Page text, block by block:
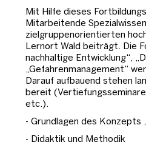
Mit Hilfe dieses
Mitarbeitende
zielgruppenorientierten
Lernort Wald beiträgt. Die
nachhaltige Entwicklung“,
„Gefahrenmanagement“
Darauf aufbauend stehen
bereit
etc.).
- Grundlagen des Konzepts
- Didaktik und Methodik